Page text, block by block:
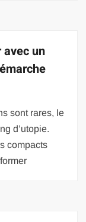
un
sont rares, le
d’utopie.
compacts